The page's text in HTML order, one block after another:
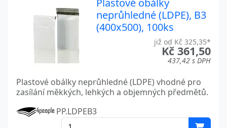
Plastové obálky
neprůhledné (LDPE), B3
(400x500), 100ks
již od Kč 325,35*
Kč 361,50
437,42 s DPH
Plastové obálky neprůhledné (LDPE) vhodné pro
zasílání měkkých, lehkých a objemných předmětů.
PP.LDPEB3